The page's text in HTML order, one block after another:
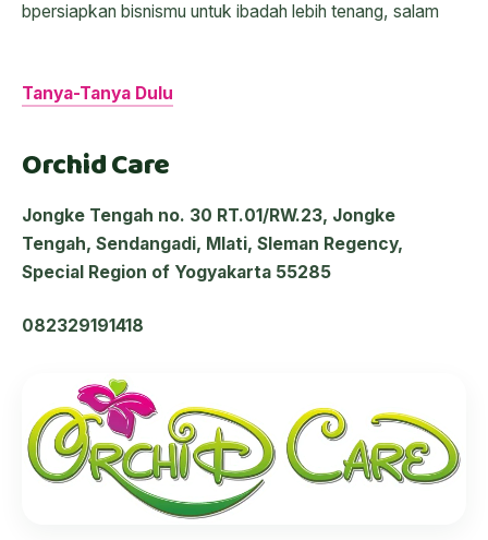
bpersiapkan bisnismu untuk ibadah lebih tenang, salam
Tanya-Tanya Dulu
Orchid Care
Jongke Tengah no. 30 RT.01/RW.23, Jongke
Tengah, Sendangadi, Mlati, Sleman Regency,
Special Region of Yogyakarta 55285
082329191418